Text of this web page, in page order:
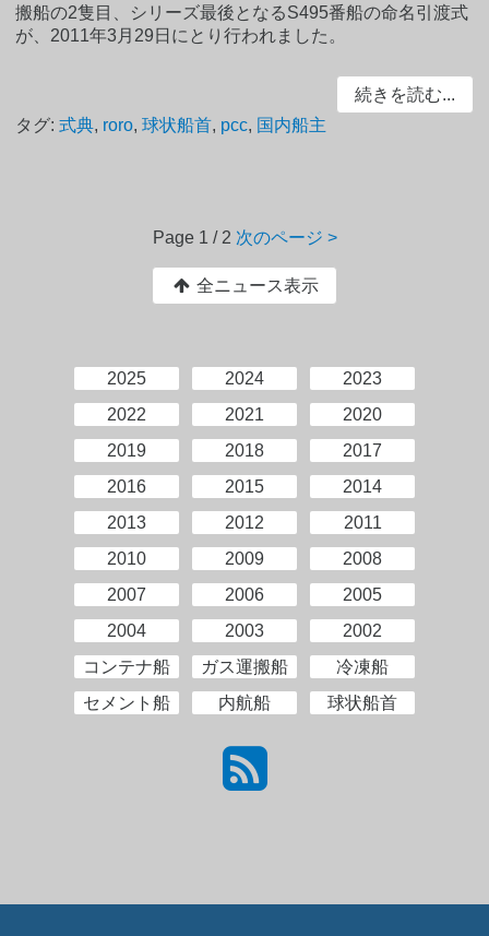
搬船の2隻目、シリーズ最後となるS495番船の命名引渡式
が、2011年3月29日にとり行われました。
続きを読む...
タグ:式典, roro,球状船首, pcc, 国内船主
Page 1 / 2 次のページ >
全ニュース表示
2025 2024
2023
2022
2021
2020
2019
2018
2017
2016
2015
2014
2013
2012
2011
2010
2009
2008
2007
2006
2005
2004
2003
2002
コンテナ船
ガス運搬船
冷凍船
セメント船
内航船 球状船首